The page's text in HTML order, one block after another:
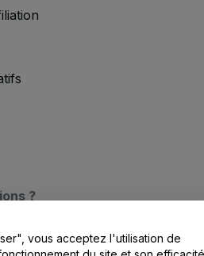
?
/ Nous contacter
vous acceptez l'utilisation de